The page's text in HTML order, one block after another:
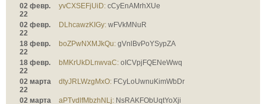
02 февр.
22
yvCXSEFjUiD: cCyEnAMrhXUe
02 февр.
22
DLhcawzKIGy: wFVkMNuR
18 февр.
22
boZPwNXMJkQu: gVnlBvPoYSypZA
18 февр.
22
bMKrUkDLnwvaC: oICVpjFQENeWwq
02 марта
22
dtyJRLWzgMxO: FCyLoUwnuKimWbDr
02 марта
aPTvdlfMbzhNLj: NsRAKFObUqtYoXji